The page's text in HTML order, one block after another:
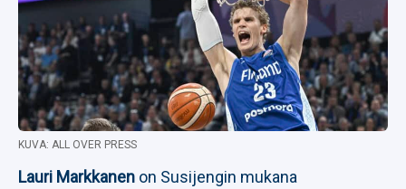
KUVA: ALL OVER PRESS
Lauri Markkanen on Susijengin mukana